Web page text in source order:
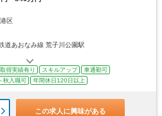
区
道あおなみ線 荒子川公園駅
得実績有り スキルアップ
車通勤可
秋入職可 年間休日120日以上
この求人に興味がある